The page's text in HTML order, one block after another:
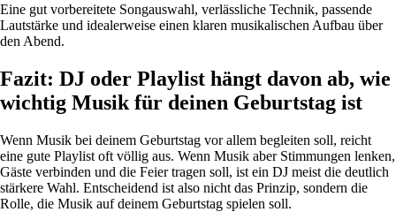
Eine gut vorbereitete Songauswahl, verlässliche Technik, passende
Lautstärke und idealerweise einen klaren musikalischen Aufbau über
den Abend.
Fazit: DJ oder Playlist hängt davon ab, wie
wichtig Musik für deinen Geburtstag ist
Wenn Musik bei deinem Geburtstag vor allem begleiten soll, reicht
eine gute Playlist oft völlig aus. Wenn Musik aber Stimmungen lenken,
Gäste verbinden und die Feier tragen soll, ist ein DJ meist die deutlich
stärkere Wahl. Entscheidend ist also nicht das Prinzip, sondern die
Rolle, die Musik auf deinem Geburtstag spielen soll.